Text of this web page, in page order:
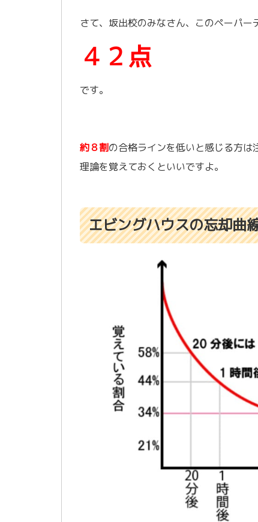
さて、坂出校のみなさん、このペーパー
４２点
です。
約８割の合格ラインを低いと感じる方
理論を覚えておくといいですよ。
エビングハウスの忘却曲